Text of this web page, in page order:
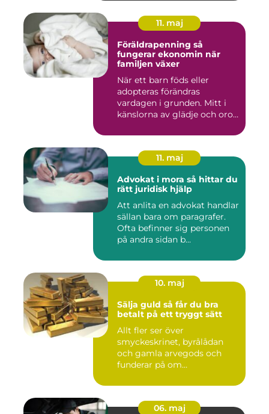
11. maj
Föräldrapenning så
fungerar ekonomin när
familjen växer
När ett barn föds eller
adopteras förändras
vardagen i grunden. Mitt i
känslorna av glädje och oro
11. maj
Advokat i mora så hittar du
rätt juridisk hjälp
Att anlita en advokat handlar
sällan bara om paragrafer.
Ofta befinner sig personen
på andra sidan b...
10. maj
Sälja guld så får du bra
betalt på ett tryggt sätt
Allt fler ser över
smyckeskrinet, byrålådan
och gamla arvegods och
funderar på om
06. maj